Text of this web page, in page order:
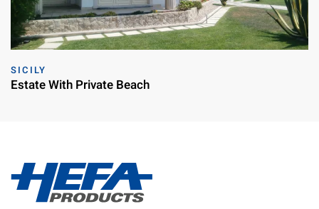
SICILY
Estate With Private Beach